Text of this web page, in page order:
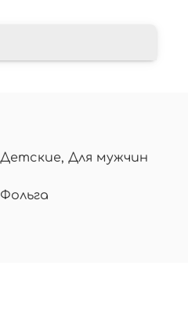
Детские, Для мужчин
Фольга